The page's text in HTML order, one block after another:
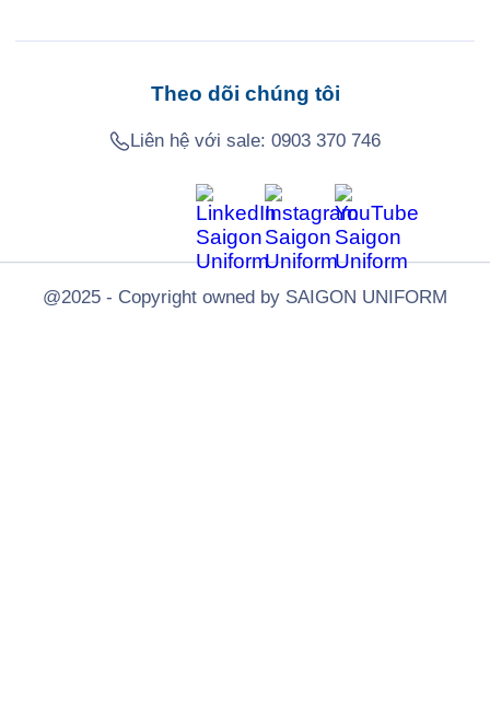
Theo dõi chúng tôi
Liên hệ với sale:0903 370 746
@2025 - Copyright owned by SAIGON UNIFORM